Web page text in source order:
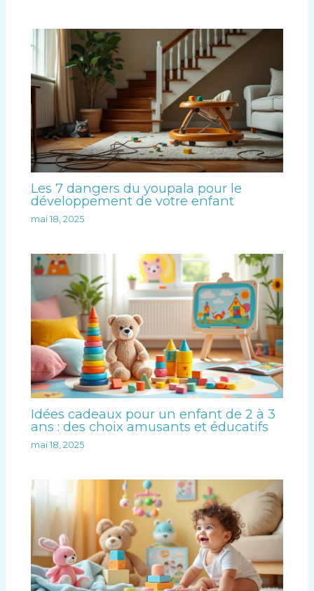
Les 7 dangers du youpala pour le
développement de votre enfant
mai 18, 2025
Idées cadeaux pour un enfant de 2 à 3
ans : des choix amusants et éducatifs
mai 18, 2025